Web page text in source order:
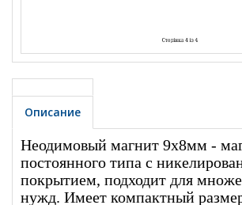
Описание
Неодимовый магнит 9х8мм -
постоянного типа с
покрытием, подходит для
нужд. Имеет компактный